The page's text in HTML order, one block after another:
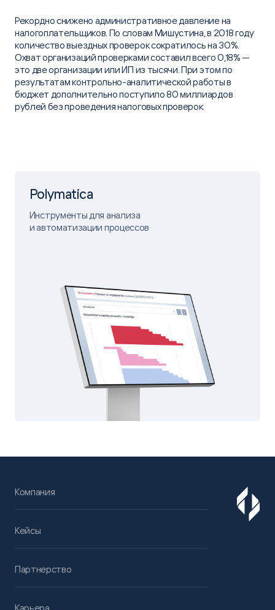
Рекордно снижено административное давление на
налогоплательщиков. По словам Мишустина, в 2018 году
количество выездных проверок сократилось на 30%.
Охват организаций проверками составил всего 0,18% —
это две организации или ИП из тысячи. При этом по
результатам контрольно-аналитической работы в
бюджет дополнительно поступило 80 миллиардов
рублей без проведения налоговых проверок.
Polymatica
Инструменты для анализа
и автоматизации процессов
Компания
Кейсы
Партнерство
Карьера